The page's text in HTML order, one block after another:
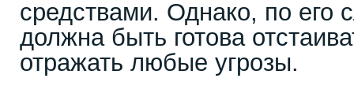
средствами. Однако, по его
должна быть готова
отражать любые угрозы.